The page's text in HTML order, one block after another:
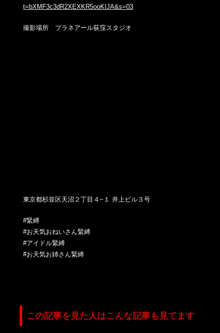
t=bXMF3c3dR2XEXKR5ooKIJA&s=03
撮影場所 プラネアール荻窪スタジオ
東京都杉並区天沼２丁目４−１ 井上ビル３号
#緊縛
#お天気おねいさん緊縛
#アイドル緊縛
#お天気お姉さん緊縛
この記事を見た人はこんな記事も見てます